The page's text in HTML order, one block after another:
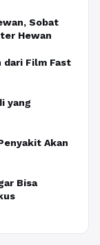
Sobat
Hewan
dari Film Fast
yang
Akan
Bisa